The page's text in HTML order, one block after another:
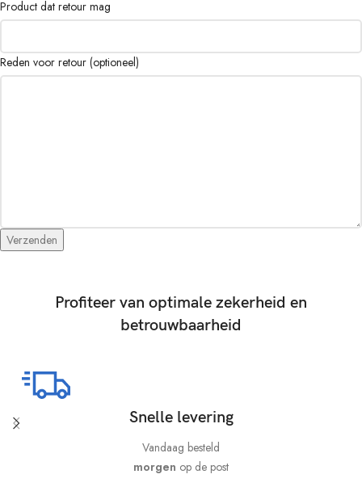
Product dat retour mag
Reden voor retour (optioneel)
Verzenden
Profiteer van optimale zekerheid en
betrouwbaarheid
Snelle levering
Vandaag besteld
morgen op de post